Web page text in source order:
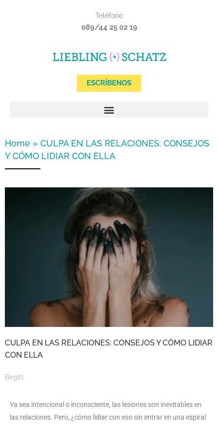
Teléfono
089/44 25 02 19
ESCRÍBENOS
Home » CULPA EN LAS RELACIONES: CONSEJOS
Y CÓMO LIDIAR CON ELLA
CULPA EN LAS RELACIONES: CONSEJOS Y CÓMO LIDIAR
CON ELLA
Birgitt
Ya sea intencional o inconsciente, las lesiones son inevitables en
las relaciones. Pero, ¿cómo lidiar con eso sin entrar en una espiral